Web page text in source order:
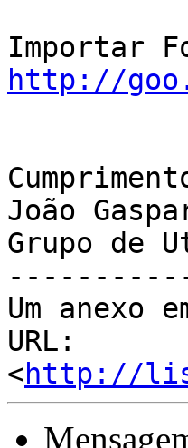
http://
João
Grupo de
Um anexo
URL:
<http://